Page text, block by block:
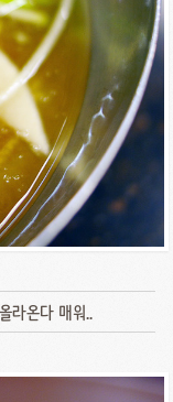
라온다 매워..